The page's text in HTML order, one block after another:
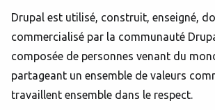
Drupal est utilisé, construit, enseigné,
commercialisé par la communauté
composée de personnes venant du
partageant un ensemble de valeurs
travaillent ensemble dans le respect.